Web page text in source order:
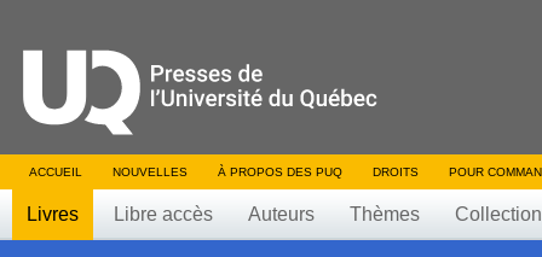
ACCUEIL NOUVELLES À PROPOS DES PUQ DROITS POUR
Livres Libre accès Auteurs Thèmes